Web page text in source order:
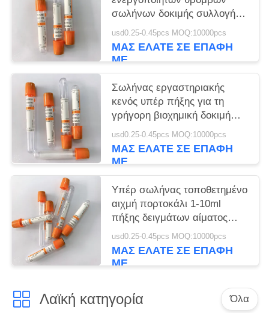
σωλήνων δοκιμής συλλογής
δειγμάτων πήξης
usd0.25-0.45pcs MOQ:10000pcs
ΜΑΣ ΕΛΆΤΕ ΣΕ ΕΠΑΦΉ
ΜΕ
Σωλήνας εργαστηριακής
κενός υπέρ πήξης για τη
γρήγορη βιοχημική δοκιμή
ορών
usd0.25-0.45pcs MOQ:10000pcs
ΜΑΣ ΕΛΆΤΕ ΣΕ ΕΠΑΦΉ
ΜΕ
Υπέρ σωλήνας τοποθετημένο
αιχμή πορτοκάλι 1-10ml
πήξης δειγμάτων αίματος
μιάς χρήσεως
usd0.25-0.45pcs MOQ:10000pcs
ΜΑΣ ΕΛΆΤΕ ΣΕ ΕΠΑΦΉ
ΜΕ
Λαϊκή κατηγορία Όλα